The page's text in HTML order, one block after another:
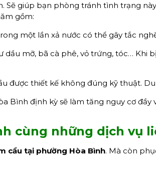
Sẽ giúp bạn phòng tránh tình trạng
gồm:
một lần xả nước có thể gây tắc
dầu mỡ, bã cà phê, vỏ trứng, tóc… Khi
được thiết kế không đúng kỹ thuật.
Bình định kỳ sẽ làm tăng nguy cơ đầy
cùng những dịch vụ
cầu tại phường Hòa Bình. Mà còn